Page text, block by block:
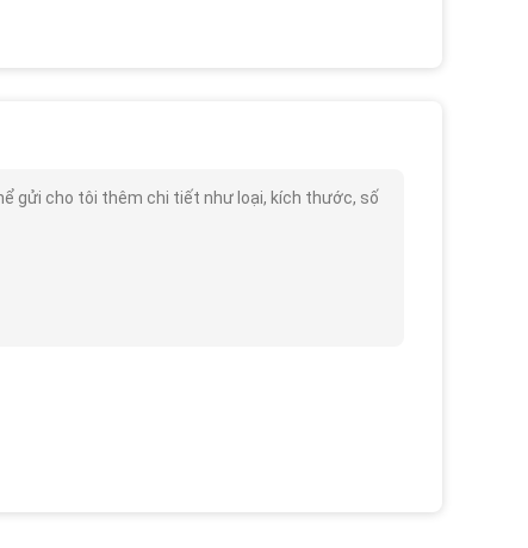
gửi cho tôi thêm chi tiết như loại, kích thước, số